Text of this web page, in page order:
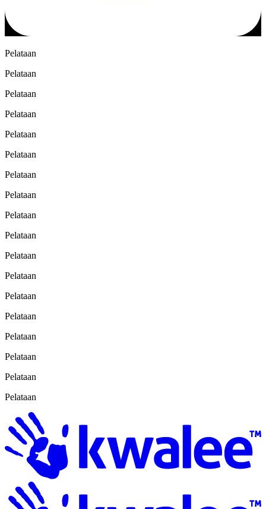
Pelataan
Pelataan
Pelataan
Pelataan
Pelataan
Pelataan
Pelataan
Pelataan
Pelataan
Pelataan
Pelataan
Pelataan
Pelataan
Pelataan
Pelataan
Pelataan
Pelataan
Pelataan